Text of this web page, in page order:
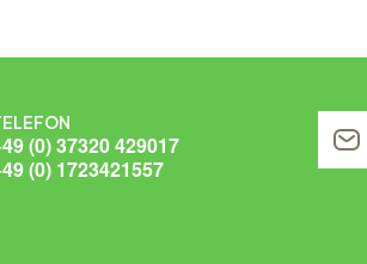
(0) 37320 429017
(0) 1723421557